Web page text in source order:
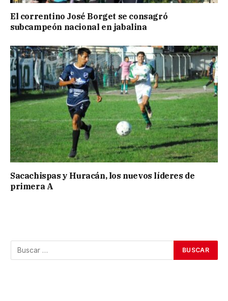
El correntino José Borget se consagró
subcampeón nacional en jabalina
Sacachispas y Huracán, los nuevos líderes de
primera A